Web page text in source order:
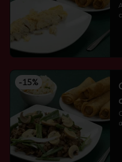
-15%